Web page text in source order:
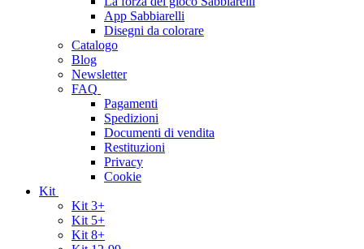
App Sabbiarelli
Disegni da colorare
Catalogo
Blog
Newsletter
FAQ
Pagamenti
Spedizioni
Documenti di vendita
Restituzioni
Privacy
Cookie
Kit
Kit 3+
Kit 5+
Kit 8+